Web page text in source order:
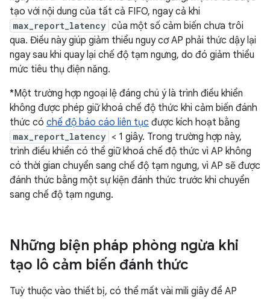
tạo với nội dung của tất cả FIFO, ngay cả khi
max_report_latency của một số cảm biến chưa trôi
qua. Điều này giúp giảm thiểu nguy cơ AP phải thức dậy lại
ngay sau khi quay lại chế độ tạm ngưng, do đó giảm thiểu
mức tiêu thụ điện năng.
*Một trường hợp ngoại lệ đáng chú ý là trình điều khiển
không được phép giữ khoá chế độ thức khi cảm biến đánh
thức có chế độ báo cáo liên tục được kích hoạt bằng
max_report_latency < 1 giây. Trong trường hợp này,
trình điều khiển có thể giữ khoá chế độ thức vì AP không
có thời gian chuyển sang chế độ tạm ngưng, vì AP sẽ được
đánh thức bằng một sự kiện đánh thức trước khi chuyển
sang chế độ tạm ngưng.
Những biện pháp phòng ngừa khi
tạo lô cảm biến đánh thức
Tuỳ thuộc vào thiết bị, có thể mất vài mili giây để AP